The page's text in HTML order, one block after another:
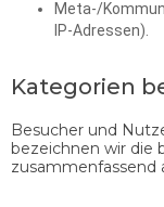
Meta-/
IP-Adressen).
Kategorien
Besucher und
bezeichnen wir die
zusammenfassend